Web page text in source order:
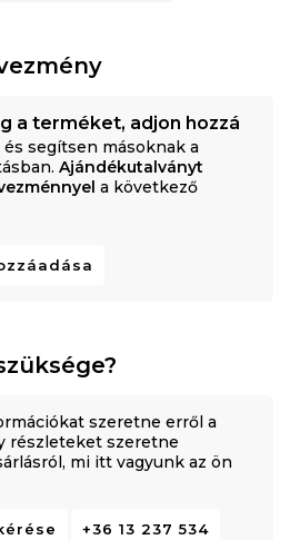
a terméket, adjon hozzá
segítsen másoknak a
Ajándékutalványt
a következő
szeretne erről a
részleteket szeretne
mi itt vagyunk az ön
+36 13 237 534